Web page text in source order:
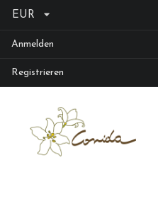
EUR
Anmelden
Registrieren